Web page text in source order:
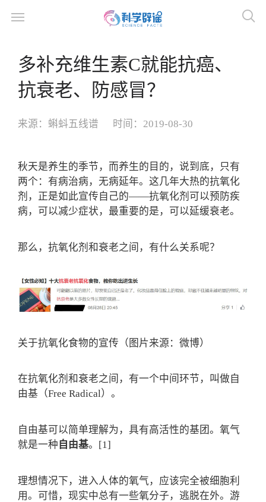
多补充维生素C就能抗癌、
抗衰老、防感冒？
来源： 蝌蚪五线谱 时间： 2019-08-30
秋天是养生的季节，而养生的目的，说到底，只有
两个：有病治病，无病延年。这几年大热的抗氧化
剂，正是如此宣传自己的——抗氧化剂可以预防疾
病，可以减少症状，最重要的是，可以延缓衰老。
那么，抗氧化剂和衰老之间，有什么关系呢？
关于抗氧化食物的宣传（图片来源：微博）
在抗氧化剂和衰老之间，有一个中间环节，叫做自
由基（Free Radical）。
自由基可以简单理解为，具有高活性的基团。氧气
就是一种 自由基。[1]
理想情况下，进入人体的氧气，应该完全被细胞利
用。可惜，现实中总有一些氧分子，逃脱在外。游